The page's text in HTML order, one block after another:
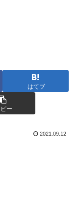
はてブ
ー
2021.09.12